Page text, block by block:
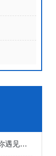
西门子接口模块的常见故障，你遇见几个？